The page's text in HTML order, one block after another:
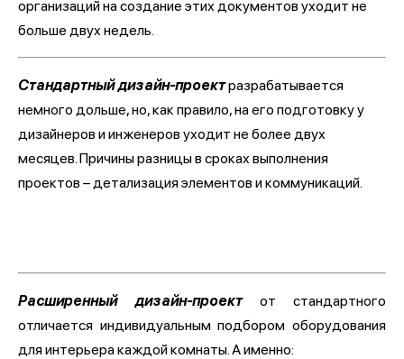
организаций на создание этих документов уходит не
больше двух недель.
Стандартный дизайн-проектразрабатывается
немного дольше, но, как правило, на его подготовку у
дизайнеров и инженеров уходит не более двух
месяцев. Причины разницы в сроках выполнения
проектов – детализация элементов и коммуникаций.
Расширенный дизайн-проектот стандартного
отличается индивидуальным подбором оборудования
для интерьера каждой комнаты. А именно: